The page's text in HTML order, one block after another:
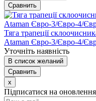
Сравнить
Тяга трапеції
Ataman Євро-3/Євро-4/
Уточніть наявність
В список желаний
Сравнить
x
Підписатися на оновлення